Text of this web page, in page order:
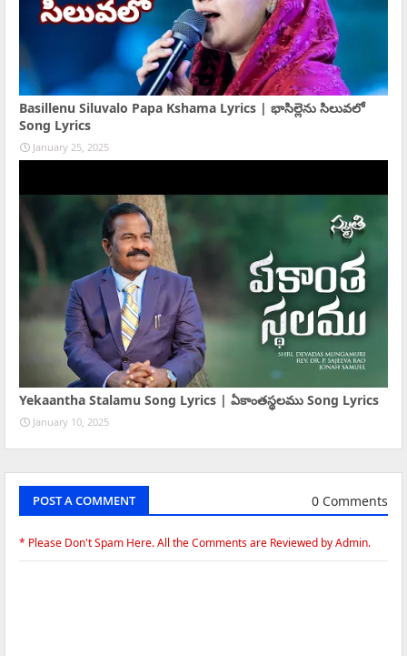
Basillenu Siluvalo Papa Kshama Lyrics | భాసిల్లెను సిలువలో
Song Lyrics
January 25, 2025
Yekaantha Stalamu Song Lyrics | ఏకాంతస్థలము Song Lyrics
January 10, 2025
POST A COMMENT 0 Comments
* Please Don't Spam Here. All the Comments are Reviewed by Admin.